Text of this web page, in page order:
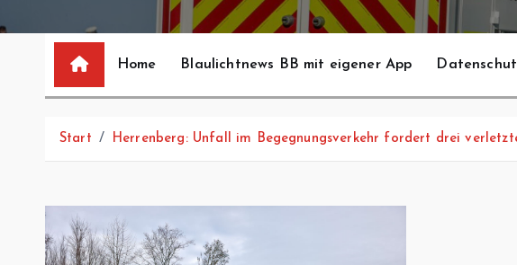
t
Home Blaulichtnews BB mit eigener App
Start Herrenberg: Unfall im Begegnungsverkehr fordert drei